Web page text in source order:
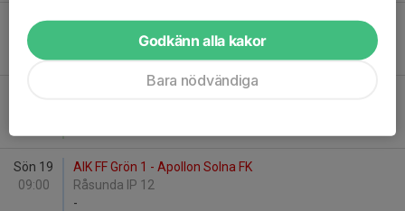
Sön 12
16:00
FC Hagalund - Apollon Solna FK
Bergshamra IP, Solna
-
Sön 19
09:00
AIK FF Grön 1 - Apollon Solna FK
Råsunda IP 12
-
Godkänn alla kakor
Bara nödvändiga